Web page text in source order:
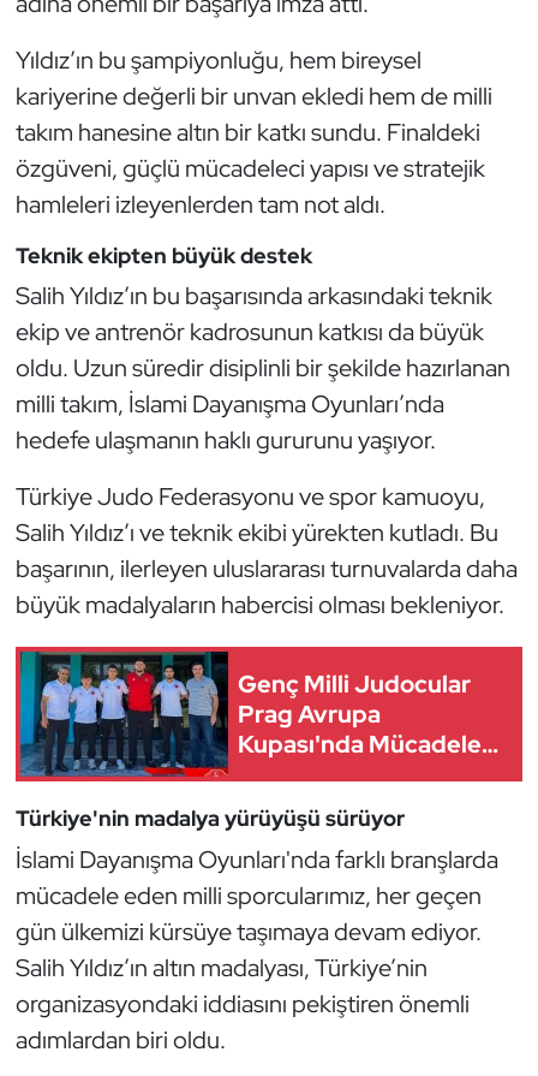
Yıldız’ın bu şampiyonluğu, hem bireysel
kariyerine değerli bir unvan ekledi hem de milli
takım hanesine altın bir katkı sundu. Finaldeki
özgüveni, güçlü mücadeleci yapısı ve stratejik
hamleleri izleyenlerden tam not aldı.
Teknik ekipten büyük destek
Salih Yıldız’ın bu başarısında arkasındaki teknik
ekip ve antrenör kadrosunun katkısı da büyük
oldu. Uzun süredir disiplinli bir şekilde hazırlanan
milli takım, İslami Dayanışma Oyunları’nda
hedefe ulaşmanın haklı gururunu yaşıyor.
Türkiye Judo Federasyonu ve spor kamuoyu,
Salih Yıldız’ı ve teknik ekibi yürekten kutladı. Bu
başarının, ilerleyen uluslararası turnuvalarda daha
büyük madalyaların habercisi olması bekleniyor.
Genç Milli Judocular
Prag Avrupa
Kupası'nda Mücadele
Edecek
Türkiye'nin madalya yürüyüşü sürüyor
İslami Dayanışma Oyunları'nda farklı branşlarda
mücadele eden milli sporcularımız, her geçen
gün ülkemizi kürsüye taşımaya devam ediyor.
Salih Yıldız’ın altın madalyası, Türkiye’nin
organizasyondaki iddiasını pekiştiren önemli
adımlardan biri oldu.
Güreş
Halter
Hava Sporları
Hentbol
İşitme Engelli Sporcular
Judo ve Kuraş
Kano ve Rafting
Karate
Kayak
Kempo
Kick Boks
Kürek
Masa Tenisi
Modern Pentatlon
Motor Sporları
Muay Thai
Optimist